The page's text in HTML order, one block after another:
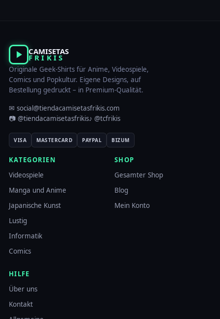
CAMISETAS
FRIKIS
Originale Geek-Shirts für Anime, Videospiele,
Comics und Popkultur. Eigene Designs, auf
Bestellung gedruckt – in Premium-Qualität.
✉ social@tiendacamisetasfrikis.com
📷 @tiendacamisetasfrikis♪ @tcfrikis
VISA MASTERCARD PAYPAL BIZUM
KATEGORIEN
Videospiele
Manga und Anime
Japanische Kunst
Lustig
Informatik
Comics
SHOP
Gesamter Shop
Blog
Mein Konto
HILFE
Über uns
Kontakt